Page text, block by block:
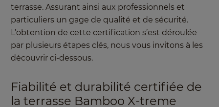
terrasse. Assurant ainsi aux professionnels et
particuliers un gage de qualité et de sécurité.
L’obtention de cette certification s’est déroulée
par plusieurs étapes clés, nous vous invitons à les
découvrir ci-dessous.
Fiabilité et durabilité certifiée de
la terrasse Bamboo X-treme